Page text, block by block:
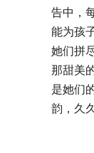
告中，
能为孩
她们拼
那甜美
是她们
韵，久